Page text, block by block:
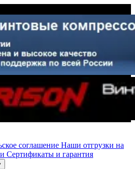
соглашение Наши отгрузки на
Сертификаты и гарантия